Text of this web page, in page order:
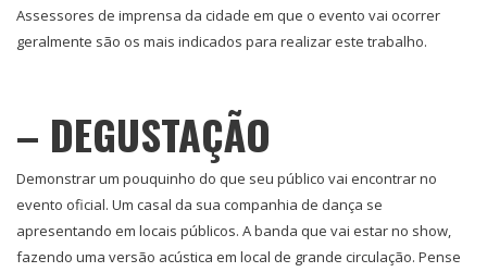
Assessores de imprensa da cidade em que o evento vai ocorrer
geralmente são os mais indicados para realizar este trabalho.
– DEGUSTAÇÃO
Demonstrar um pouquinho do que seu público vai encontrar no
evento oficial. Um casal da sua companhia de dança se
apresentando em locais públicos. A banda que vai estar no show,
fazendo uma versão acústica em local de grande circulação. Pense